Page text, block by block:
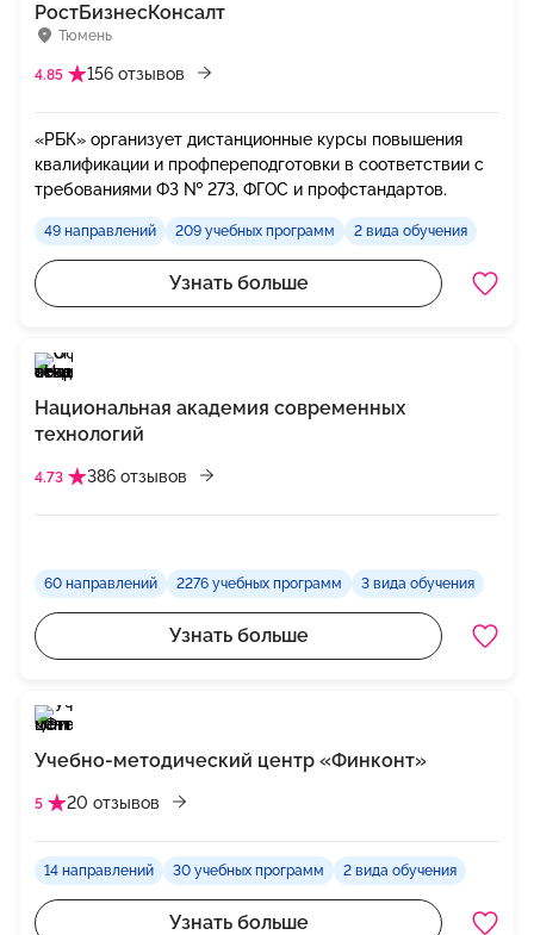
Тюмень
РостБизнесКонсалт
4.85 156 отзывов
«РБК» организует дистанционные курсы повышения
квалификации и профпереподготовки в соответствии с
требованиями ФЗ № 273, ФГОС и профстандартов.
49 направлений 209 учебных программ 2 вида обучения
Узнать больше
Национальная академия современных
технологий
4.73 386 отзывов
60 направлений 2276 учебных программ 3 вида обучения
Узнать больше
Учебно-методический центр «Финконт»
5 20 отзывов
14 направлений 30 учебных программ 2 вида обучения
Узнать больше